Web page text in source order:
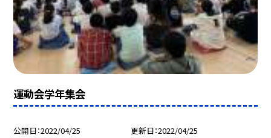
運動会学年集会
公開日 2022/04/25 更新日 2022/04/25